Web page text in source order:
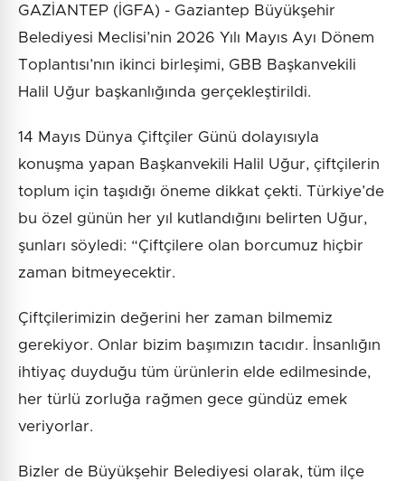
GAZİANTEP (İGFA) - Gaziantep Büyükşehir
Belediyesi Meclisi’nin 2026 Yılı Mayıs Ayı Dönem
Toplantısı’nın ikinci birleşimi, GBB Başkanvekili
Halil Uğur başkanlığında gerçekleştirildi.
14 Mayıs Dünya Çiftçiler Günü dolayısıyla
konuşma yapan Başkanvekili Halil Uğur, çiftçilerin
toplum için taşıdığı öneme dikkat çekti. Türkiye’de
bu özel günün her yıl kutlandığını belirten Uğur,
şunları söyledi: “Çiftçilere olan borcumuz hiçbir
zaman bitmeyecektir.
Çiftçilerimizin değerini her zaman bilmemiz
gerekiyor. Onlar bizim başımızın tacıdır. İnsanlığın
ihtiyaç duyduğu tüm ürünlerin elde edilmesinde,
her türlü zorluğa rağmen gece gündüz emek
veriyorlar.
Bizler de Büyükşehir Belediyesi olarak, tüm ilçe